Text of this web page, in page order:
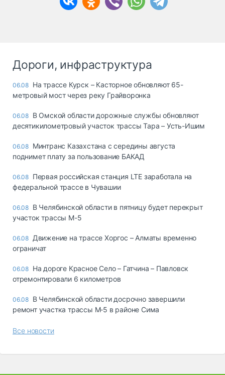
Дороги, инфраструктура
06.08 На трассе Курск – Касторное обновляют 65-
метровый мост через реку Грайворонка
06.08 В Омской области дорожные службы обновляют
десятикилометровый участок трассы Тара – Усть-Ишим
06.08 Минтранс Казахстана с середины августа
поднимет плату за пользование БАКАД
06.08 Первая российская станция LTE заработала на
федеральной трассе в Чувашии
06.08 В Челябинской области в пятницу будет перекрыт
участок трассы М-5
06.08 Движение на трассе Хоргос – Алматы временно
ограничат
06.08 На дороге Красное Село – Гатчина – Павловск
отремонтировали 6 километров
06.08 В Челябинской области досрочно завершили
ремонт участка трассы М‑5 в районе Сима
Все новости